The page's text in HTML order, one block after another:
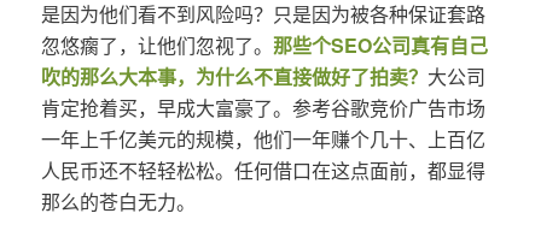
是因为他们看不到风险吗？只是因为被各种保证套路
忽悠瘸了，让他们忽视了。 那些个SEO公司真有自己
吹的那么大本事，为什么不直接做好了拍卖？ 大公司
肯定抢着买，早成大富豪了。参考谷歌竞价广告市场
一年上千亿美元的规模，他们一年赚个几十、上百亿
人民币还不轻轻松松。任何借口在这点面前，都显得
那么的苍白无力。